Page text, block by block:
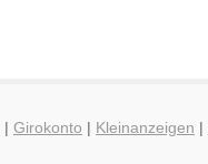
| Girokonto | Kleinanzeigen |